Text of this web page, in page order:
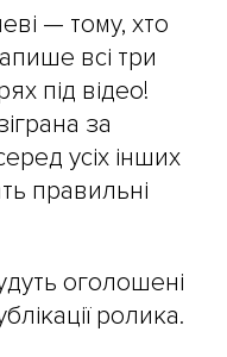
— тому, хто
всі три
під відео!
за
усіх інших
правильні
оголошені
ролика.